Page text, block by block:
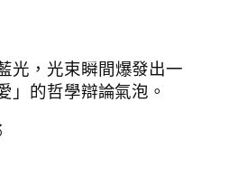
光，光束瞬間爆發出一
」的哲學辯論氣泡。